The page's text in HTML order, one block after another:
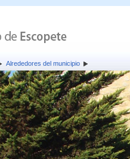
Alrededores del municipio